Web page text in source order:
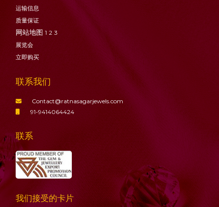
运输信息
质量保证
网站地图 1 2 3
展览会
立即购买
联系我们
Contact@ratnasagarjewels.com
91-9414064424
联系
我们接受的卡片